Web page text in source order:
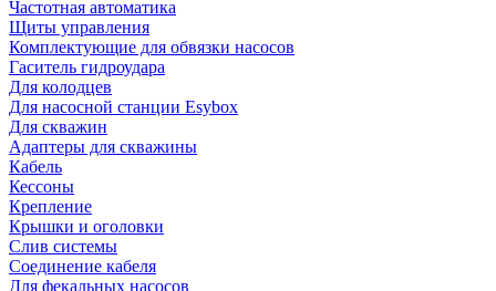
Частотная автоматика
Щиты управления
Комплектующие для обвязки насосов
Гаситель гидроудара
Для колодцев
Для насосной станции Esybox
Для скважин
Адаптеры для скважины
Кабель
Кессоны
Крепление
Крышки и оголовки
Слив системы
Соединение кабеля
Для фекальных насосов